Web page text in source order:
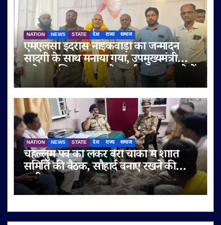
NATION NEWS STATE देश राज्य समाज
एमएलसी इदरीस नाईकवाड़ी का जन्मदिन
सादगी के साथ मनाया गया, उपमुख्यमंत्री
सुनेत्रा अजित पवार समेत कई गणमान्य लोगों
ने दी शुभकामनाएं
NATION NEWS STATE देश राज्य समाज
चेहल्लुम पर्व को लेकर बेरी चौकी में शांति
समिति की बैठक, सौहार्द बनाए रखने की
अपील